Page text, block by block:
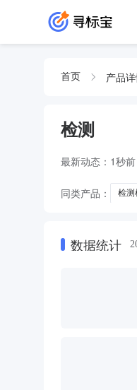
首页 产品
检测
最新动态： 1秒前
同类产品： 检测
数据统计